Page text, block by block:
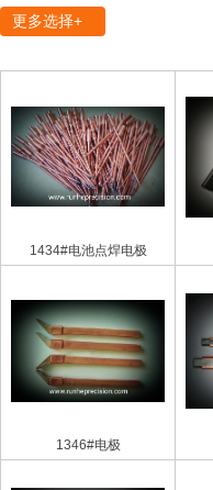
精密机械部件
更多选择+
1434#电池点焊电极
1346#电极